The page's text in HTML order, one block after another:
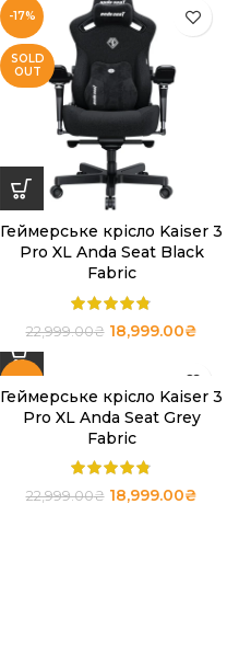
-17%
SOLD
OUT
Геймерське крісло Kaiser 3
Pro XL Anda Seat Black
Fabric
22,999.00₴ 18,999.00₴
-17%
SOLD
Геймерське крісло Kaiser 3
Pro XL Anda Seat Grey
Fabric
22,999.00₴ 18,999.00₴